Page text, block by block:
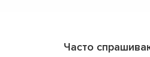
Часто